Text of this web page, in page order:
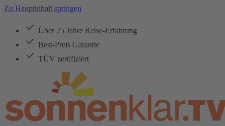
Zu Hauptinhalt springen
Über 25 Jahre Reise-Erfahrung
Best-Preis Garantie
TÜV zertifiziert